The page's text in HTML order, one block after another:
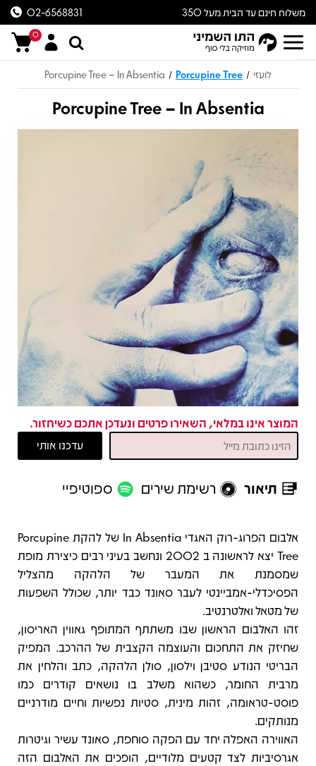
משלוח חינם עד הבית מעל 350
ש״ח
02-6568831
0
לועזי /
Porcupine Tree
/
Porcupine Tree – In Absentia
Porcupine Tree – In Absentia
המוצר אינו במלאי, השאירו פרטים ונעדכן אתכם כשיחזור.
תיאור רשימת שירים ספוטיפיי
אלבום הפרוג-רוק האגדי In Absentia של להקת Porcupine
Tree יצא לראשונה ב 2002 ונחשב בעיני רבים כיצירת מופת
שמסמנת את המעבר של הלהקה מהצליל
הפסיכדלי-אמביינטי לעבר סאונד כבד יותר, שכולל השפעות
של מטאל ואלטרנטיב.
זהו האלבום הראשון שבו משתתף המתופף גאווין האריסון,
שחיזק את התחכום והעוצמה הקצבית של ההרכב. המפיק
הבריטי הנודע סטיבן וילסון, סולן הלהקה, כתב והלחין את
מרבית החומר, כשהוא משלב בו נושאים קודרים כמו
פוסט-טראומה, זהות מינית, סטיות נפשיות וחיים מודרניים
מנותקים.
האווירה האפלה יחד עם הפקה סוחפת, סאונד עשיר וגיטרות
אגרסיביות לצד קטעים מלודיים, הופכים את האלבום הזה